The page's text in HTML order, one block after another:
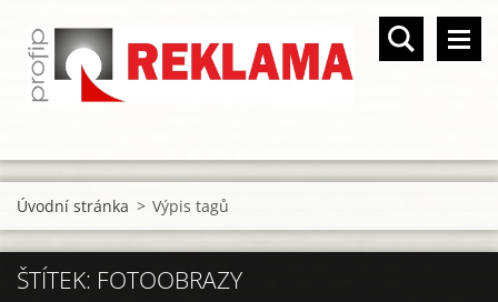
Úvodní stránka > Výpis tagů
ŠTÍTEK: FOTOOBRAZY